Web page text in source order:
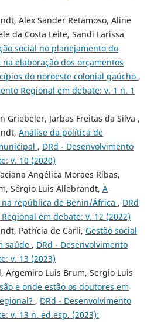
Alex Sander Retamoso, Aline
da Costa Leite, Sandi Larissa
social no planejamento do
elaboração dos orçamentos
do noroeste colonial gaúcho ,
Regional em debate: v. 1 n. 1
Griebeler, Jarbas Freitas da Silva ,
Análise da política de
, DRd - Desenvolvimento
v. 10 (2020)
Angélica Moraes Ribas,
Sérgio Luis Allebrandt, A
república de Benin/África , DRd
em debate: v. 12 (2022)
Patrícia de Carli, Gestão social
saúde , DRd - Desenvolvimento
v. 13 (2023)
Argemiro Luis Brum, Sergio Luis
e onde estão os doutores em
, DRd - Desenvolvimento
v. 13 n. ed.esp. (2023):